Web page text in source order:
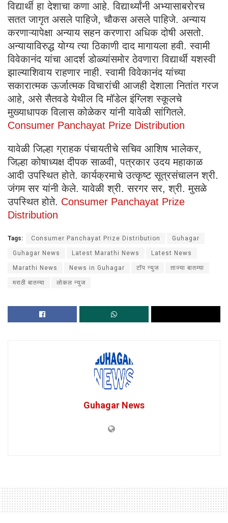
विद्यार्थी हा देशाचा कणा आहे. विद्यार्थ्यांनी अभ्यासाबरोरच
सतत जागृत असले पाहिजे, चौकस असले पाहिजे. अन्याय
करणाऱ्यापेक्षा अन्याय सहन करणारा अधिक दोषी असतो.
अन्यायाविरुद्ध योग्य त्या ठिकाणी दाद मागायला हवी. स्वामी
विवेकानंद यांचा आदर्श डोळ्यांसमोर ठेवणारा विद्यार्थी यशस्वी
झाल्याशिवाय राहणार नाही. स्वामी विवेकानंद यांच्या
सकारात्मक ऊर्जात्मक विचारांची आजही देशाला नितांत गरज
आहे, असे सैतवडे येथील दि मॉडेल इंग्लिश स्कूलचे
मुख्याधापक विलास कोळेकर यांनी यावेळी सांगितले.
Consumer Panchayat Prize Distribution
यावेळी जिल्हा ग्राहक पंचायतीचे सचिव आशिष भालेकर,
जिल्हा कोषाध्यक्ष दीपक साळवी, पत्रकार उदय महाकाळ
आदी उपस्थित होते. कार्यक्रमाचे उत्कृष्ट सूत्रसंचालन श्री.
जंगम सर यांनी केले. यावेळी श्री. सरगर सर, श्री. मुसळे
उपस्थित होते. Consumer Panchayat Prize
Distribution
Tags: Consumer Panchayat Prize Distribution Guhagar
Guhagar News Latest Marathi News Latest News
Marathi News News in Guhagar टॉप न्युज ताज्या बातम्या
मराठी बातम्या लोकल न्युज
Guhagar News